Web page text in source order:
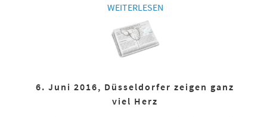
WEITERLESEN
6. Juni 2016, Düsseldorfer zeigen ganz
viel Herz